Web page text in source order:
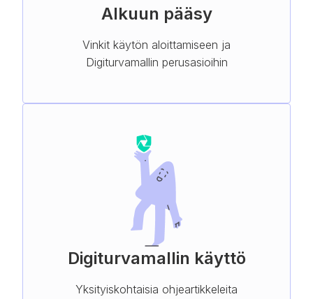
Alkuun pääsy
Vinkit käytön aloittamiseen ja
Digiturvamallin perusasioihin
Digiturvamallin käyttö
Yksityiskohtaisia ohjeartikkeleita